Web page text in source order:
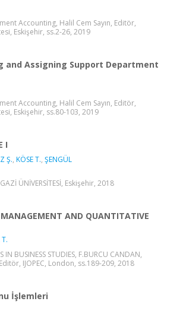
Accounting, Halil Cem Sayın, Editör,
Eskişehir, ss.2-26, 2019
and Assigning Support Department
Accounting, Halil Cem Sayın, Editör,
Eskişehir, ss.80-103, 2019
I
Ş., KÖSE T., ŞENGÜL
ÜNİVERSİTESİ, Eskişehir, 2018
MANAGEMENT AND QUANTITATIVE
T.
IN BUSINESS STUDIES, F.BURCU CANDAN,
IJOPEC, London, ss.189-209, 2018
İşlemleri